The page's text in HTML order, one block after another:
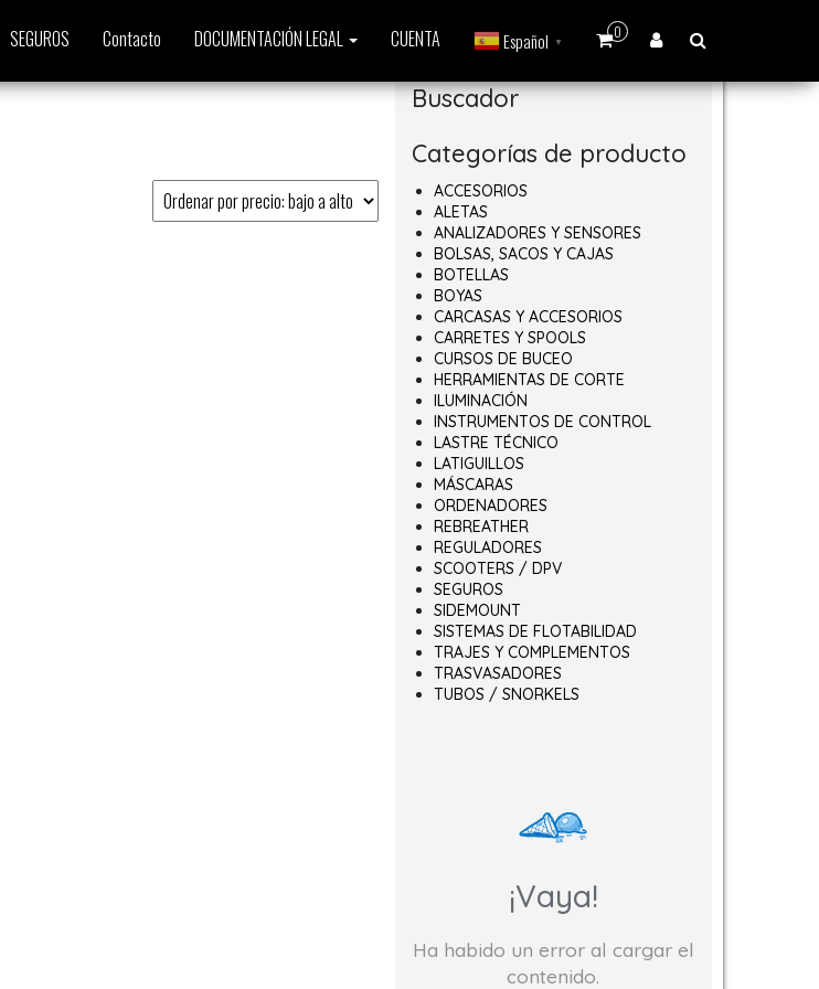
0
SEGUROS Contacto DOCUMENTACIÓN LEGAL CUENTA Español ▼
Buscador
Categorías de producto
ACCESORIOS
ALETAS
ANALIZADORES Y SENSORES
BOLSAS, SACOS Y CAJAS
BOTELLAS
BOYAS
CARCASAS Y ACCESORIOS
CARRETES Y SPOOLS
CURSOS DE BUCEO
HERRAMIENTAS DE CORTE
ILUMINACIÓN
INSTRUMENTOS DE CONTROL
LASTRE TÉCNICO
LATIGUILLOS
MÁSCARAS
ORDENADORES
REBREATHER
REGULADORES
SCOOTERS / DPV
SEGUROS
SIDEMOUNT
SISTEMAS DE FLOTABILIDAD
TRAJES Y COMPLEMENTOS
TRASVASADORES
TUBOS / SNORKELS
¡Vaya!
Ha habido un error al cargar el
contenido.